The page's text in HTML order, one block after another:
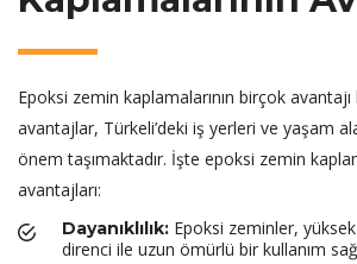
Epoksi zemin kaplamalarının birçok
avantajlar, Türkeli’deki iş yerleri ve yaşam
önem taşımaktadır. İşte epoksi zemin
avantajları:
Dayanıklılık: Epoksi zeminler,
direnci ile uzun ömürlü bir kullanım